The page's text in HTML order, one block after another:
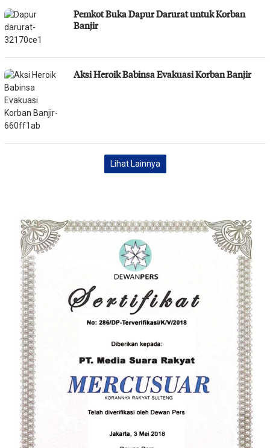
Pemkot Buka Dapur Darurat untuk Korban
Banjir
Aksi Heroik Babinsa Evakuasi Korban Banjir
Lihat Lainnya